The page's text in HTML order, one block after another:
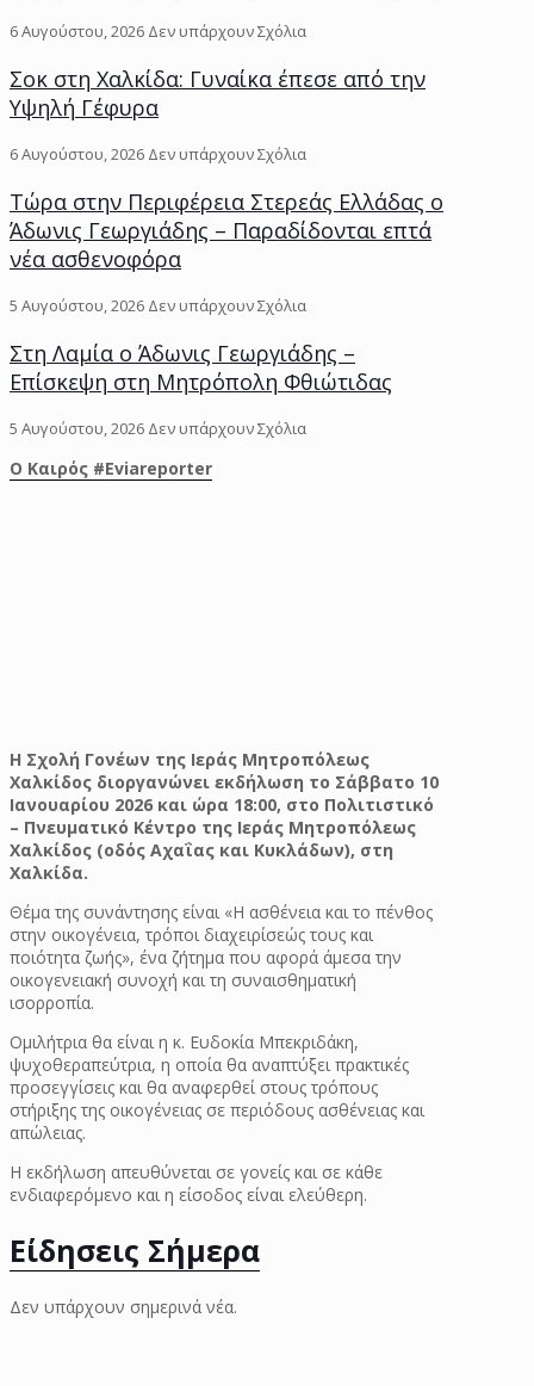
6 Αυγούστου, 2026 Δεν υπάρχουν Σχόλια
Σοκ στη Χαλκίδα: Γυναίκα έπεσε από την
Υψηλή Γέφυρα
6 Αυγούστου, 2026 Δεν υπάρχουν Σχόλια
Τώρα στην Περιφέρεια Στερεάς Ελλάδας ο
Άδωνις Γεωργιάδης – Παραδίδονται επτά
νέα ασθενοφόρα
5 Αυγούστου, 2026 Δεν υπάρχουν Σχόλια
Στη Λαμία ο Άδωνις Γεωργιάδης –
Επίσκεψη στη Μητρόπολη Φθιώτιδας
5 Αυγούστου, 2026 Δεν υπάρχουν Σχόλια
O Kαιρός #Eviareporter
Η Σχολή Γονέων της Ιεράς Μητροπόλεως
Χαλκίδος διοργανώνει εκδήλωση το Σάββατο 10
Ιανουαρίου 2026 και ώρα 18:00, στο Πολιτιστικό
– Πνευματικό Κέντρο της Ιεράς Μητροπόλεως
Χαλκίδος (οδός Αχαΐας και Κυκλάδων), στη
Χαλκίδα.
Θέμα της συνάντησης είναι «Η ασθένεια και το πένθος
στην οικογένεια, τρόποι διαχειρίσεώς τους και
ποιότητα ζωής», ένα ζήτημα που αφορά άμεσα την
οικογενειακή συνοχή και τη συναισθηματική
ισορροπία.
Ομιλήτρια θα είναι η κ. Ευδοκία Μπεκριδάκη,
ψυχοθεραπεύτρια, η οποία θα αναπτύξει πρακτικές
προσεγγίσεις και θα αναφερθεί στους τρόπους
στήριξης της οικογένειας σε περιόδους ασθένειας και
απώλειας.
Η εκδήλωση απευθύνεται σε γονείς και σε κάθε
ενδιαφερόμενο και η είσοδος είναι ελεύθερη.
Είδησεις Σήμερα
Δεν υπάρχουν σημερινά νέα.